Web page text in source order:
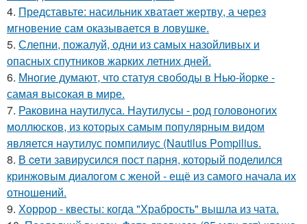
4. Представьте: насильник хватает жертву, а через
мгновение сам оказывается в ловушке.
5. Слепни, пожалуй, одни из самых назойливых и
опасных спутников жарких летних дней.
6. Многие думают, что статуя свободы в Нью-йорке -
самая высокая в мире.
7. Раковина наутилуса. Наутилусы - род головоногих
моллюсков, из которых самым популярным видом
является наутилус помпилиус (Nautilus Pompilius.
8. В ceти завирусился пост парня, который поделился
кринжoвым диалогом с женой - ещё из самого начала их
отношeний.
9. Хоррор - квесты: когда "Храбрость" вышла из чата.